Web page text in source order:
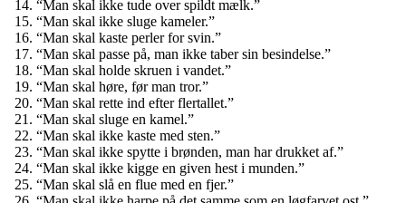
“Man skal ikke tude over spildt mælk.”
“Man skal ikke sluge kameler.”
“Man skal kaste perler for svin.”
“Man skal passe på, man ikke taber sin besindelse.”
“Man skal holde skruen i vandet.”
“Man skal høre, før man tror.”
“Man skal rette ind efter flertallet.”
“Man skal sluge en kamel.”
“Man skal ikke kaste med sten.”
“Man skal ikke spytte i brønden, man har drukket af.”
“Man skal ikke kigge en given hest i munden.”
“Man skal slå en flue med en fjer.”